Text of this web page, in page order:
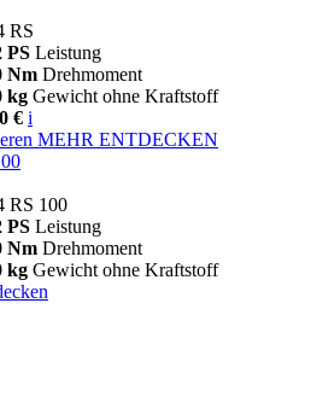
RS
PS Leistung
Nm Drehmoment
kg Gewicht ohne Kraftstoff
€ i
MEHR ENTDECKEN
RS 100
PS Leistung
Nm Drehmoment
kg Gewicht ohne Kraftstoff